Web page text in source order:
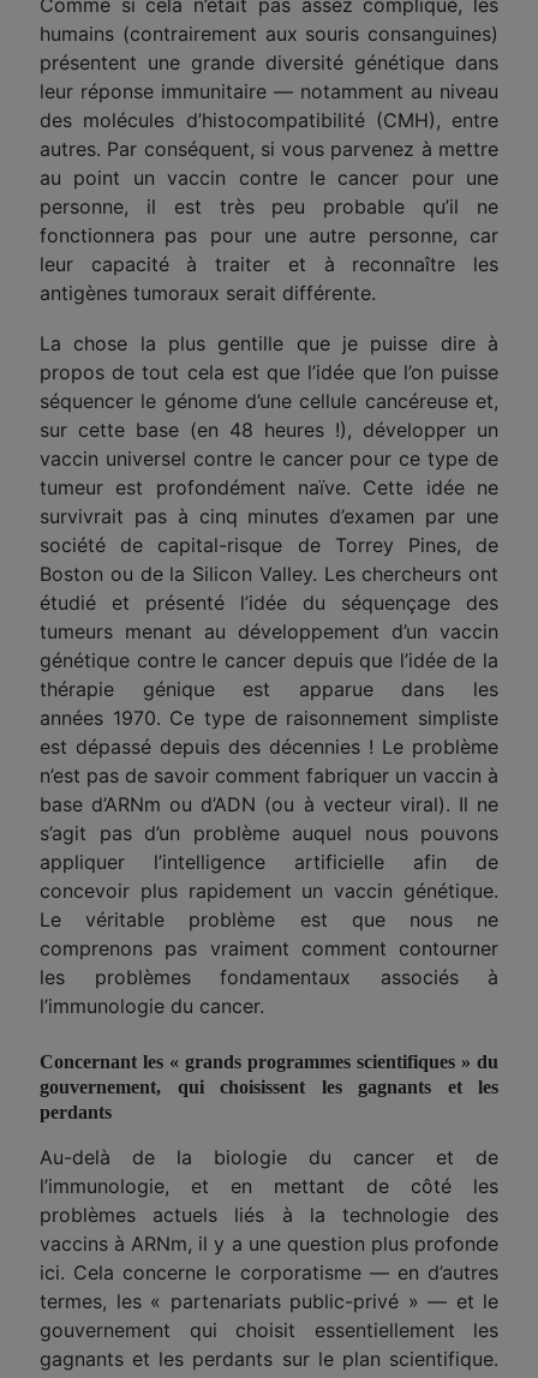
Comme si cela n’était pas assez compliqué, les
humains (contrairement aux souris consanguines)
présentent une grande diversité génétique dans
leur réponse immunitaire — notamment au niveau
des molécules d’histocompatibilité (CMH), entre
autres. Par conséquent, si vous parvenez à mettre
au point un vaccin contre le cancer pour une
personne, il est très peu probable qu’il ne
fonctionnera pas pour une autre personne, car
leur capacité à traiter et à reconnaître les
antigènes tumoraux serait différente.
La chose la plus gentille que je puisse dire à
propos de tout cela est que l’idée que l’on puisse
séquencer le génome d’une cellule cancéreuse et,
sur cette base (en 48 heures !), développer un
vaccin universel contre le cancer pour ce type de
tumeur est profondément naïve. Cette idée ne
survivrait pas à cinq minutes d’examen par une
société de capital-risque de Torrey Pines, de
Boston ou de la Silicon Valley. Les chercheurs ont
étudié et présenté l’idée du séquençage des
tumeurs menant au développement d’un vaccin
génétique contre le cancer depuis que l’idée de la
thérapie génique est apparue dans les
années 1970. Ce type de raisonnement simpliste
est dépassé depuis des décennies ! Le problème
n’est pas de savoir comment fabriquer un vaccin à
base d’ARNm ou d’ADN (ou à vecteur viral). Il ne
s’agit pas d’un problème auquel nous pouvons
appliquer l’intelligence artificielle afin de
concevoir plus rapidement un vaccin génétique.
Levéritable problème est que nous ne
comprenons pas vraiment comment contourner
les problèmes fondamentaux associés à
l’immunologie du cancer.
Concernant les « grands programmes scientifiques » du
gouvernement, qui choisissent les gagnants et les
perdants
Au-delà de la biologie du cancer et de
l’immunologie, et en mettant de côté les
problèmes actuels liés à la technologie des
vaccins à ARNm, ily a une question plus profonde
ici. Cela concerne le corporatisme — en d’autres
termes, les« partenariats public-privé » — et le
gouvernement qui choisit essentiellement les
gagnants et les perdants sur le plan scientifique.